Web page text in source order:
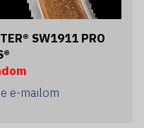
SW1911 PRO
e-mailom